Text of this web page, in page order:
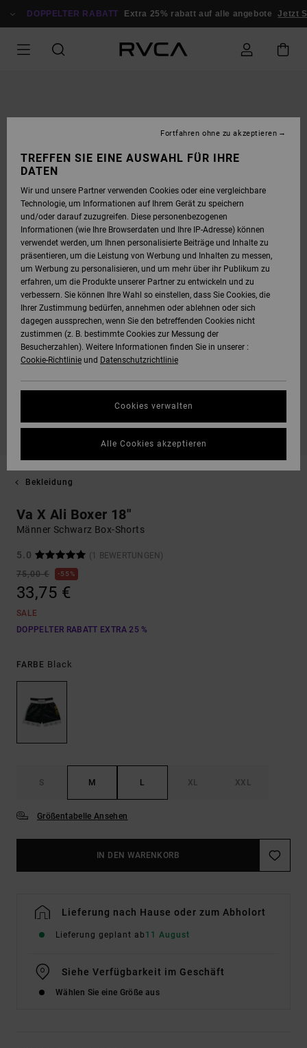
ZUR
DOPPELTER RABATT Extra 25% rabatt auf alle angebote Jetzt
Bekleidung
Va X Ali Boxer 18"
Männer Schwarz Box-Shorts
5.0
(1 BEWERTUNGEN)
75,00 €
55%
33,75 €
SALE
DOPPELTER RABATT EXTRA 25 %
FARBE Black
S M L XL XXL
Größentabelle Ansehen
IN DEN WARENKORB
Lieferung nach Hause oder zum Abholort
Lieferung geplant ab 11 August
Siehe Verfügbarkeit im Geschäft
Wählen Sie eine Größe aus
TREFFEN SIE EINE AUSWAHL FÜR IHRE
DATEN
Wir und unsere Partner verwenden Cookies oder eine vergleichbare
Technologie, um Informationen auf Ihrem Gerät zu speichern
und/oder darauf zuzugreifen. Diese personenbezogenen
Informationen (wie Ihre Browserdaten und Ihre IP-Adresse) können
verwendet werden, um Ihnen personalisierte Beiträge und Inhalte zu
präsentieren, um die Leistung von Werbung und Inhalten zu messen,
um Werbung zu personalisieren, und um mehr über ihr Publikum zu
erfahren, um die Produkte unserer Partner zu entwickeln und zu
verbessern. Sie können Ihre Wahl so einstellen, dass Sie Cookies, die
Ihrer Zustimmung bedürfen, annehmen oder ablehnen oder sich
dagegen aussprechen, wenn Sie den betreffenden Cookies nicht
zustimmen (z. B. bestimmte Cookies zur Messung der
Besucherzahlen). Weitere Informationen finden Sie in unserer :
Cookie-Richtlinie und Datenschutzrichtlinie
Cookies verwalten
Fortfahren ohne zu akzeptieren
Alle Cookies akzeptieren